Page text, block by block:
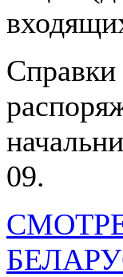
Справки
09.